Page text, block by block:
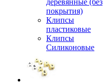
деревянные (без
покрытия)
Клипсы
пластиковые
Клипсы
Силиконовые